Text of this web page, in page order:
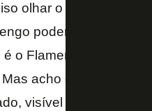
olhar o que está
poderia ter
o Flamengo
acho que hoje é
visível a consciência